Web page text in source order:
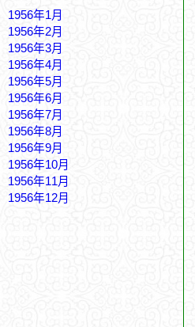
1956年1月
1956年2月
1956年3月
1956年4月
1956年5月
1956年6月
1956年7月
1956年8月
1956年9月
1956年10月
1956年11月
1956年12月